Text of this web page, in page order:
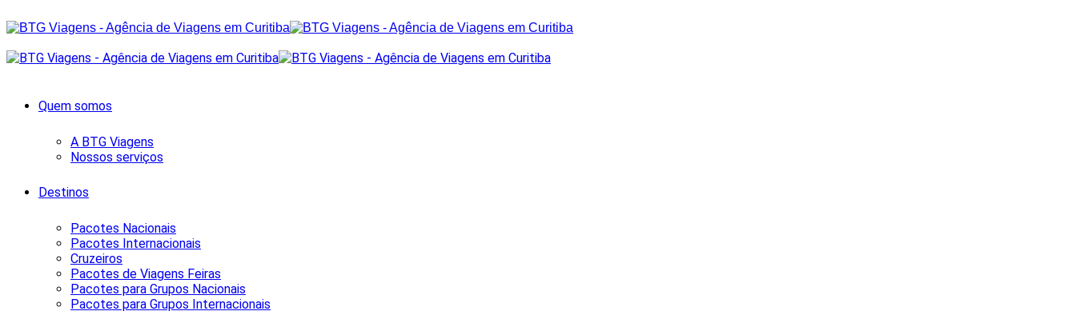
Quem somos
A BTG Viagens
Nossos serviços
Destinos
Pacotes Nacionais
Pacotes Internacionais
Cruzeiros
Pacotes de Viagens Feiras
Pacotes para Grupos Nacionais
Pacotes para Grupos Internacionais